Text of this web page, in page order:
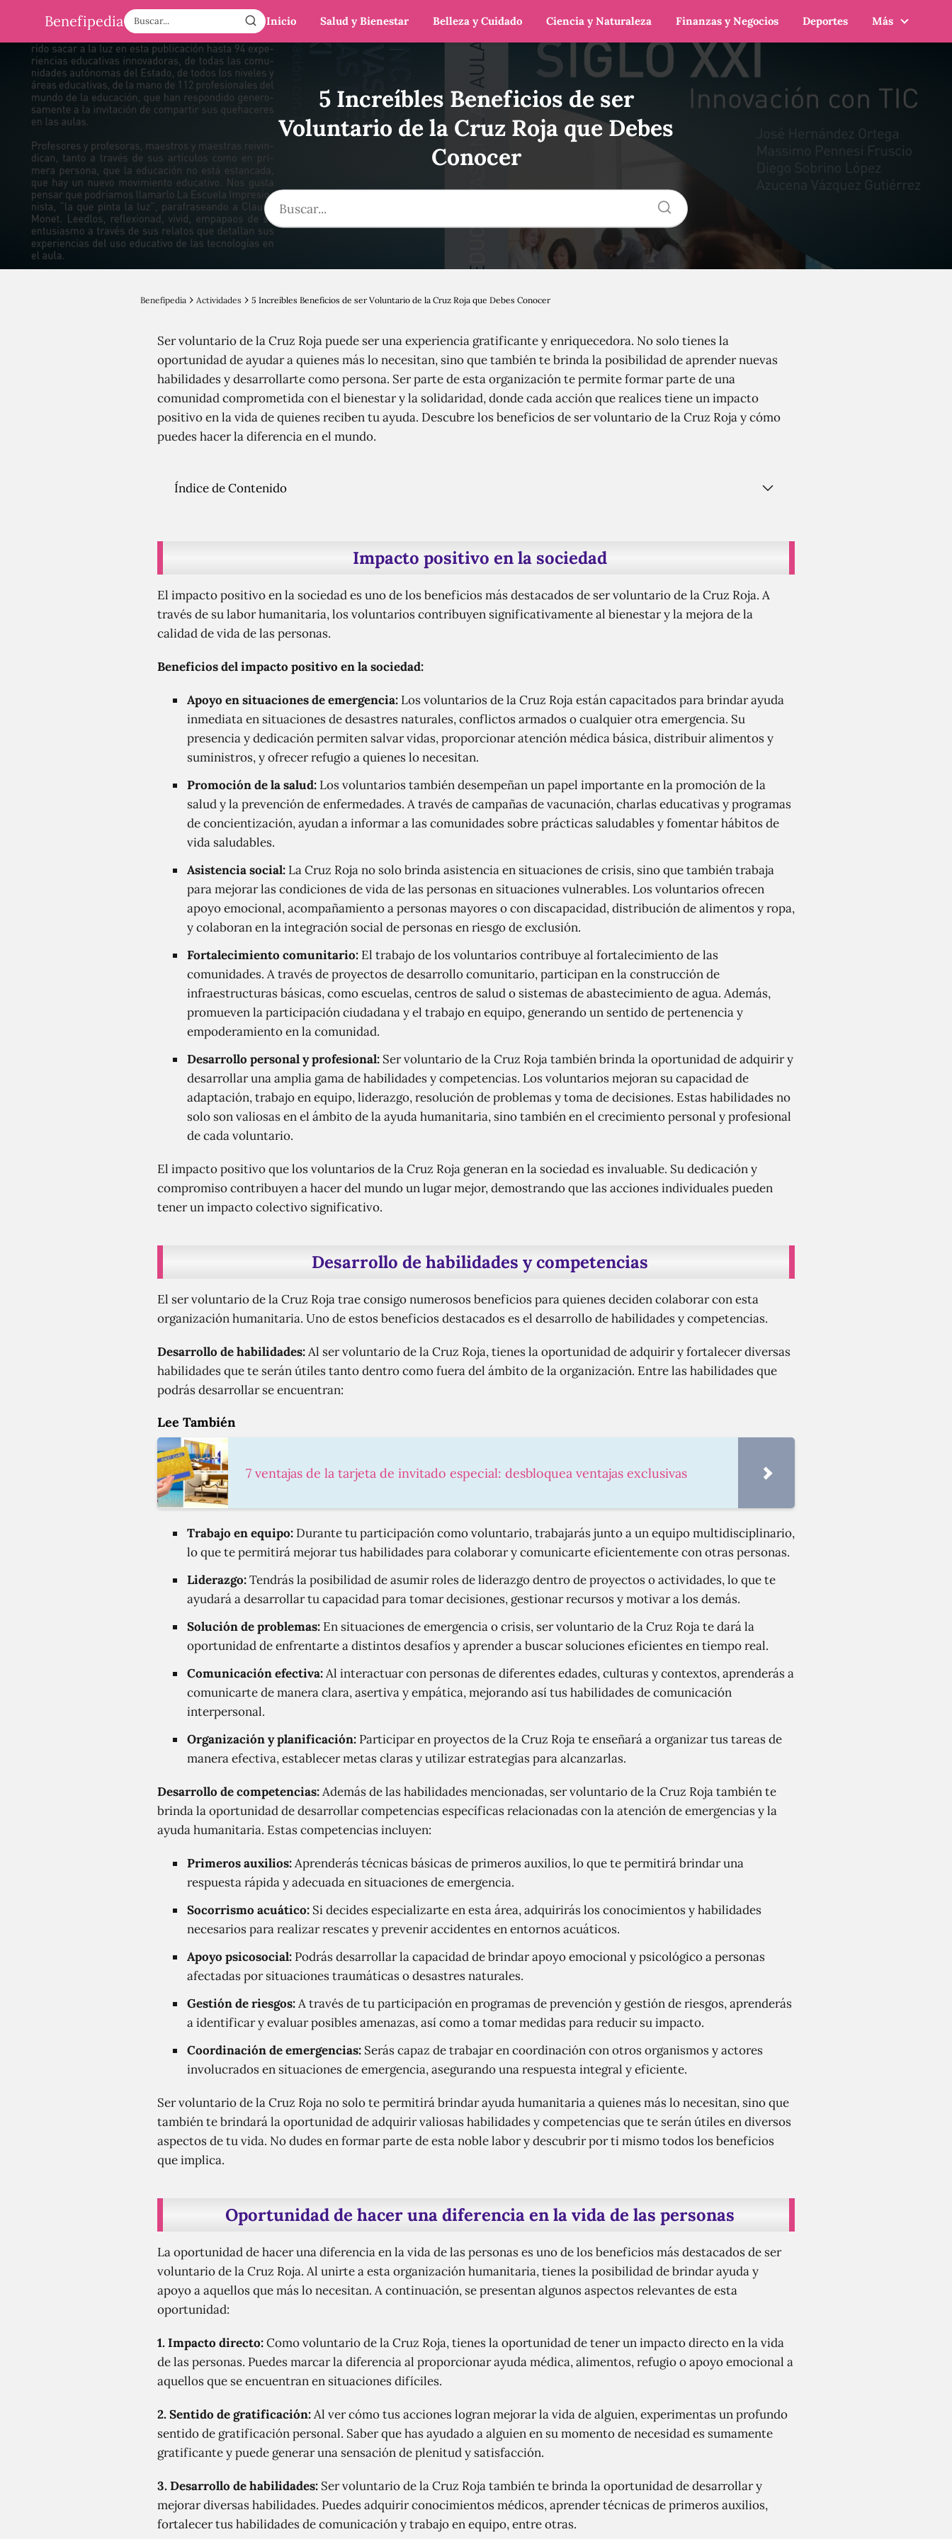
Benefipedia Inicio Salud y Bienestar Belleza y Cuidado Ciencia y Naturaleza Finanzas y Negocios Deportes Más
5 Increíbles Beneficios de ser
Voluntario de la Cruz Roja que Debes
Conocer
Benefipedia Actividades 5 Increíbles Beneficios de ser Voluntario de la Cruz Roja que Debes Conocer
Ser voluntario de la Cruz Roja puede ser una experiencia gratificante y enriquecedora. No solo tienes la
oportunidad de ayudar a quienes más lo necesitan, sino que también te brinda la posibilidad de aprender nuevas
habilidades y desarrollarte como persona. Ser parte de esta organización te permite formar parte de una
comunidad comprometida con el bienestar y la solidaridad, donde cada acción que realices tiene un impacto
positivo en la vida de quienes reciben tu ayuda. Descubre los beneficios de ser voluntario de la Cruz Roja y cómo
puedes hacer la diferencia en el mundo.
Índice de Contenido
Impacto positivo en la sociedad
El impacto positivo en la sociedad es uno de los beneficios más destacados de ser voluntario de la Cruz Roja. A
través de su labor humanitaria, los voluntarios contribuyen significativamente al bienestar y la mejora de la
calidad de vida de las personas.
Beneficios del impacto positivo en la sociedad:
Apoyo en situaciones de emergencia: Los voluntarios de la Cruz Roja están capacitados para brindar ayuda
inmediata en situaciones de desastres naturales, conflictos armados o cualquier otra emergencia. Su
presencia y dedicación permiten salvar vidas, proporcionar atención médica básica, distribuir alimentos y
suministros, y ofrecer refugio a quienes lo necesitan.
Promoción de la salud: Los voluntarios también desempeñan un papel importante en la promoción de la
salud y la prevención de enfermedades. A través de campañas de vacunación, charlas educativas y programas
de concientización, ayudan a informar a las comunidades sobre prácticas saludables y fomentar hábitos de
vida saludables.
Asistencia social: La Cruz Roja no solo brinda asistencia en situaciones de crisis, sino que también trabaja
para mejorar las condiciones de vida de las personas en situaciones vulnerables. Los voluntarios ofrecen
apoyo emocional, acompañamiento a personas mayores o con discapacidad, distribución de alimentos y ropa,
y colaboran en la integración social de personas en riesgo de exclusión.
Fortalecimiento comunitario: El trabajo de los voluntarios contribuye al fortalecimiento de las
comunidades. A través de proyectos de desarrollo comunitario, participan en la construcción de
infraestructuras básicas, como escuelas, centros de salud o sistemas de abastecimiento de agua. Además,
promueven la participación ciudadana y el trabajo en equipo, generando un sentido de pertenencia y
empoderamiento en la comunidad.
Desarrollo personal y profesional: Ser voluntario de la Cruz Roja también brinda la oportunidad de adquirir y
desarrollar una amplia gama de habilidades y competencias. Los voluntarios mejoran su capacidad de
adaptación, trabajo en equipo, liderazgo, resolución de problemas y toma de decisiones. Estas habilidades no
solo son valiosas en el ámbito de la ayuda humanitaria, sino también en el crecimiento personal y profesional
de cada voluntario.
El impacto positivo que los voluntarios de la Cruz Roja generan en la sociedad es invaluable. Su dedicación y
compromiso contribuyen a hacer del mundo un lugar mejor, demostrando que las acciones individuales pueden
tener un impacto colectivo significativo.
Desarrollo de habilidades y competencias
El ser voluntario de la Cruz Roja trae consigo numerosos beneficios para quienes deciden colaborar con esta
organización humanitaria. Uno de estos beneficios destacados es el desarrollo de habilidades y competencias.
Desarrollo de habilidades:Al ser voluntario de la Cruz Roja, tienes la oportunidad de adquirir y fortalecer diversas
habilidades que te serán útiles tanto dentro como fuera del ámbito de la organización. Entre las habilidades que
podrás desarrollar se encuentran:
Lee También
7 ventajas de la tarjeta de invitado especial: desbloquea ventajas exclusivas
Trabajo en equipo: Durante tu participación como voluntario, trabajarás junto a un equipo multidisciplinario,
lo que te permitirá mejorar tus habilidades para colaborar y comunicarte eficientemente con otras personas.
Liderazgo:Tendrás la posibilidad de asumir roles de liderazgo dentro de proyectos o actividades, lo que te
ayudará a desarrollar tu capacidad para tomar decisiones, gestionar recursos y motivar a los demás.
Solución de problemas: En situaciones de emergencia o crisis, ser voluntario de la Cruz Roja te dará la
oportunidad de enfrentarte a distintos desafíos y aprender a buscar soluciones eficientes en tiempo real.
Comunicación efectiva:Al interactuar con personas de diferentes edades, culturas y contextos, aprenderás a
comunicarte de manera clara, asertiva y empática, mejorando así tus habilidades de comunicación
interpersonal.
Organización y planificación: Participar en proyectos de la Cruz Roja te enseñará a organizar tus tareas de
manera efectiva, establecer metas claras y utilizar estrategias para alcanzarlas.
Desarrollo de competencias:Además de las habilidades mencionadas, ser voluntario de la Cruz Roja también te
brinda la oportunidad de desarrollar competencias específicas relacionadas con la atención de emergencias y la
ayuda humanitaria. Estas competencias incluyen:
Primeros auxilios:Aprenderás técnicas básicas de primeros auxilios, lo que te permitirá brindar una
respuesta rápida y adecuada en situaciones de emergencia.
Socorrismo acuático: Si decides especializarte en esta área, adquirirás los conocimientos y habilidades
necesarios para realizar rescates y prevenir accidentes en entornos acuáticos.
Apoyo psicosocial: Podrás desarrollar la capacidad de brindar apoyo emocional y psicológico a personas
afectadas por situaciones traumáticas o desastres naturales.
Gestión de riesgos:A través de tu participación en programas de prevención y gestión de riesgos, aprenderás
a identificar y evaluar posibles amenazas, así como a tomar medidas para reducir su impacto.
Coordinación de emergencias: Serás capaz de trabajar en coordinación con otros organismos y actores
involucrados en situaciones de emergencia, asegurando una respuesta integral y eficiente.
Ser voluntario de la Cruz Roja no solo te permitirá brindar ayuda humanitaria a quienes más lo necesitan, sino que
también te brindará la oportunidad de adquirir valiosas habilidades y competencias que te serán útiles en diversos
aspectos de tu vida. No dudes en formar parte de esta noble labor y descubrir por ti mismo todos los beneficios
que implica.
Oportunidad de hacer una diferencia en la vida de las personas
La oportunidad de hacer una diferencia en la vida de las personas es uno de los beneficios más destacados de ser
voluntario de la Cruz Roja. Al unirte a esta organización humanitaria, tienes la posibilidad de brindar ayuda y
apoyo a aquellos que más lo necesitan. A continuación, se presentan algunos aspectos relevantes de esta
oportunidad:
1. Impacto directo:Como voluntario de la Cruz Roja, tienes la oportunidad de tener un impacto directo en la vida
de las personas. Puedes marcar la diferencia al proporcionar ayuda médica, alimentos, refugio o apoyo emocional a
aquellos que se encuentran en situaciones difíciles.
2. Sentido de gratificación:Al ver cómo tus acciones logran mejorar la vida de alguien, experimentas un profundo
sentido de gratificación personal. Saber que has ayudado a alguien en su momento de necesidad es sumamente
gratificante y puede generar una sensación de plenitud y satisfacción.
3. Desarrollo de habilidades: Ser voluntario de la Cruz Roja también te brinda la oportunidad de desarrollar y
mejorar diversas habilidades. Puedes adquirir conocimientos médicos, aprender técnicas de primeros auxilios,
fortalecer tus habilidades de comunicación y trabajo en equipo, entre otras.